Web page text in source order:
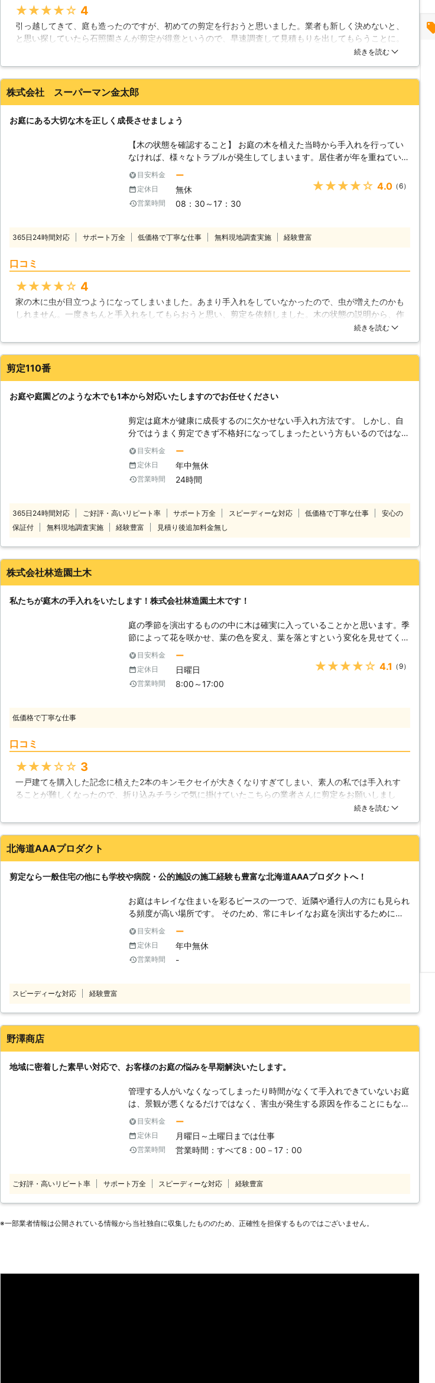
す。だからと言って木に手入れをしてあげないと枝が妙な方向に伸びたり、
健康を害したりします。そうなってしまうと庭の外見が悪くなりますし、伸
びた枝などに害虫が住み着いてしまうことがあるのです。これは自分の庭だ
けの問題ではなく、特に害虫は近所の問題になってしまいかもしれません。
だからこそ株式会社石照園に庭仕事をおまかせ下さい。皆さまに代わって、
近所のどこにも負けないくらいの庭にしてみせます！
★★★★★ 4
引っ越してきて、庭も造ったのですが、初めての剪定を行おうと思いました。業者も新しく決めないと、
と思い探していたら石照園さんが剪定が得意というので、早速調査して見積もりを出してもらうことに。
見積もりでは、納得できる金額だったので、剪定してもらったのですが、想像以上のクオリティで綺麗に
北海道 札幌市北区 2016年12月12日
続きを読む
株式会社 スーパーマン金太郎
お庭にある大切な木を正しく成長させましょう
【木の状態を確認すること】 お庭の木を植えた当時から手入れを行ってい
なければ、様々なトラブルが発生してしまいます。居住者が年を重ねていく
につれ、当然ながら庭木や植木も成長しているのです。そのため、伸びすぎ
た枝が近隣のご家庭に被害を及ぼすというトラブルに発展してしまいます。
そうならないためにも、常にお庭の木を確認していくことが重要です。
【一つの見過ごしで大きな被害に】 多くのご家庭の場合、こうしたトラブ
分では高いところに手が届かないなどの理由から、枝を切る剪定作業を行わ
ない家庭がほとんどです。この状態が続いてしまうと、剪定が行えた期間を
に枝が伸びてしまいます。その枝先が近隣のご家庭の方に向いていれば、次
も関わります】 このような被害を防ぐためには、定期的な手入れが重要で
す。後々の被害を考えれば早急な手入れが必要であることがご理解いただけ
たかと存じます。また、剪定を行うことは木が起こす問題を防ぐだけでな
く、庭木の健康状態を整える意味もあるのです。病気に罹ってしまえば枯れ
木となり、印象が悪くなってしまうだけでなく、害虫たちの住処にも発展し
らっしゃることでしょう。どうしても自分では行えないと判断した場合に
は、私たちスーパーマン金太郎にお任せください。お庭に関するトラブルに
目安料金 ー
定休日 無休
営業時間 08：30～17：30
★★★★★ 4.0（6）
365日24時間対応 サポート万全 低価格で丁寧な仕事 無料現地調査実施 経験豊富
口コミ
★★★★★ 4
家の木に虫が目立つようになってしまいました。あまり手入れをしていなかったので、虫が増えたのかも
しれません。一度きちんと手入れをしてもらおうと思い、剪定を依頼しました。木の状態の説明から、作
業の説明まで、丁寧にしてもらえたのがとても良かったです。連絡をしてからすぐに来てくれたので助か
北海道 帯広市 2016年12月31日
続きを読む
剪定110番
お庭や庭園どのような木でも1本から対応いたしますのでお任せください
剪定は庭木が健康に成長するのに欠かせない手入れ方法です。 しかし、自
分ではうまく剪定できず不格好になってしまったという方もいるのではない
でしょうか？ 思ったように剪定できず、不満な結果になってしまうのであ
れば、プロの業者に依頼してキレイな庭木にしてもらいませんか？ プロに
頼めば見た目だけでなく、今後の生長に合わせた正しい剪定をしてくれま
す。 剪定110番では、年間10,000件以上のお庭に関するご依頼に対応して
実績豊富なお庭のスペシャリスト！ 迅速・丁寧な態度はもちろん、お客様
のご要望に沿った形で作業に取り掛からせてもらいますので、安心してお任
せください。 日本全国の多くの加盟店と提携しておりますので、迅速に対
応することが可能です。 このような時はお任せください ・電線に樹木の枝
が引っ掛かりそうで悩んでいる ・来客に備えて、お庭を素早く綺麗にお手
110番は、お客様から高い評価をいただき、 「剪定対応満足度91%」「コー
ルセンター満足度97%」を獲得しました！ ※弊社受付の満足度調査より こ
れからもお客様に高品質なサービスを提供できるよう、努めさせていただき
ますので、剪定110番をよろしくお願いいたします！
目安料金 ー
定休日 年中無休
営業時間 24時間
365日24時間対応 ご好評・高いリピート率 サポート万全 スピーディーな対応 低価格で丁寧な仕事
安心の
保証付
無料現地調査実施 経験豊富 見積り後追加料金無し
株式会社林造園土木
私たちが庭木の手入れをいたします！株式会社林造園土木です！
庭の季節を演出するものの中に木は確実に入っていることかと思います。季
節によって花を咲かせ、葉の色を変え、葉を落とすという変化を見せてくれ
るため、見ているだけでも四季を感じることができる植物です。しかし、た
だ見ているだけでは木は悪くなる一方になります。よく整えられた庭という
のはありのままの自然の状態ではなく、よく管理された庭なのです。庭を整
える作業については色々ありますが、庭木の管理につきましては剪定という
つかなかったりと見た目がかなり悪くなってしまいます。ただ枝を適当に落
感じたのであれば、私たち株式会社林造園土木に剪定作業はおまかせ下さ
い。造園業者として、これまで数々の庭で仕事を行ってきました。剪定も数
多く行っており、問題なく作業をこなしております。ご依頼いただければこ
の経験や技術を活かし、皆さまの庭をより良くしてみせましょう。まずはお
問い合わせをお願いいたします。
目安料金 ー
定休日 日曜日
営業時間 8:00～17:00
★★★★★ 4.1 （9）
低価格で丁寧な仕事
口コミ
★★★★★ 3
一戸建てを購入した記念に植えた2本のキンモクセイが大きくなりすぎてしまい、素人の私では手入れす
ることが難しくなったので、折り込みチラシで気に掛けていたこちらの業者さんに剪定をお願いしまし
た。専門家に手入れを依頼することは初めてだった為、色々ネットで勉強したのですが、ホームページの
て頂けました。とても満足出来ましたし、今後も定期的にお願いしたいと思います。
北海道 河東郡音更町 2016年12月20日
続きを読む
北海道AAAプロダクト
剪定なら一般住宅の他にも学校や病院・公的施設の施工経験も豊富な北海道AAAプロダクトへ！
お庭はキレイな住まいを彩るピースの一つで、近隣や通行人の方にも見られ
る頻度が高い場所です。 そのため、常にキレイなお庭を演出するためにも
庭木や生垣などのお手入れは定期的におこなっておきたいものですよね。
お庭を放置していると、風通しや日差しが悪くなり害虫発生の原因となった
り、庭木や生垣が育ちすぎた結果、近隣スペースや道路まで伸びてトラブル
になることも。 そういったトラブルを避けるためにも定期的に剪定をおこ
い。 ●3つのお約束をお客様に提供！ 弊社では、「迅速対応」「即日対
応」「高品質作業」の3つをお約束しております。 24時間年中無休で営業
ことができます。 そのため、ご依頼状況によっては即日での対応も可能で
す。 また弊社では、現地調査にうかがった職人が最後まで一貫対応。 高品
質な作業になるよう、ヒアリング時にはお客様のご要望に沿ったお庭をご提
案。 弊社は施工実績も豊富で、ご家庭内の剪定から学校・病院・公的施設
などの施工経験もあるため、自信を持ってお庭の剪定を提供できますのでお
任せください。 ●地域最安値！枝や幹の処分費も0円 お客様の中には、植
木屋さんに依頼すると値段が高くなるため、どうしようかとお悩みの方もい
るでしょう。 業者によっては作業費だけでなく、枝や幹の処分費や出張費
などを請求する業者も少なくありません。お見積もり時に予想よりも費用が
幹の処分費、出張費やお見積もりも無料で対応しております。 どのような
小牧市を中心に地域密着対応。 北海道で庭木の剪定業者をお探しなら、弊
目安料金 ー
定休日 年中無休
営業時間 -
スピーディーな対応 経験豊富
野澤商店
地域に密着した素早い対応で、お客様のお庭の悩みを早期解決いたします。
管理する人がいなくなってしまったり時間がなくて手入れできていないお庭
は、景観が悪くなるだけではなく、害虫が発生する原因を作ることにもなっ
てしまいます。植木の剪定には技術が必要となるため、技術と経験が豊富な
弊社にお任せください。美しくなった植木は、見る人の心にも安らぎを与え
ます。 ◆剪定をしないとこんなことが起こってしまいます。 ・伸び放題に
なると日差しが遮られたり、風通しも悪くなるなど、お庭の環境が悪くなり
す。 ・せっかく安らげるはずの大事なお庭の景観が悪くなり、居心地も良
くありません。
目安料金 ー
定休日 月曜日～土曜日までは仕事
営業時間 営業時間：すべて8：00－17：00
ご好評・高いリピート率 サポート万全 スピーディーな対応 経験豊富
※⼀部業者情報は公開されている情報から当社独⾃に収集したもののため、正確性を担保するものではございません。